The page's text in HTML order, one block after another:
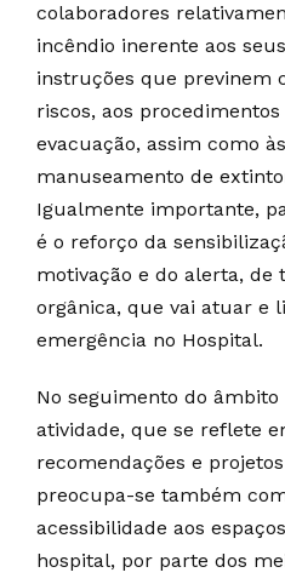
colaboradores
incêndio inerente aos
instruções que previnem
riscos, aos
evacuação, assim como
manuseamento de
Igualmente importante,
é o reforço da
motivação e do alerta, de
orgânica, que vai atuar e
emergência no Hospital.
No seguimento do
atividade, que se reflete
recomendações e
preocupa-se também
acessibilidade aos
hospital, por parte dos